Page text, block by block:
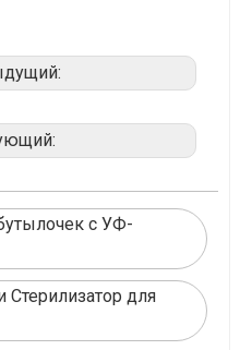
с УФ-
Стерилизатор для